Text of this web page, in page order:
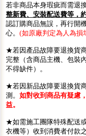
若非商品本身瑕疵而需退
整新費、安裝配送費等，
認訂購商品無誤，再行開
心。 (如原廠判定為人為損
★若因產品故障要退換貨
完整（含商品主機、包裝
不得缺件）。
★若因新品故障要退換貨
測。 如對收到商品有疑慮
益。
★如需施工團隊特殊配送
衣機等）收到消費者付款